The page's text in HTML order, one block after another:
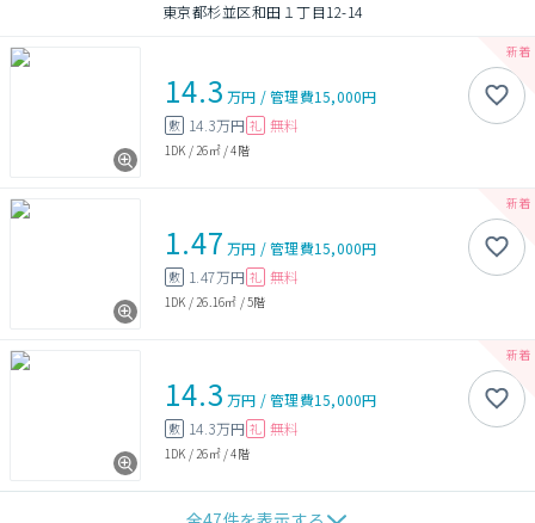
東京都杉並区和田１丁目12-14
14.3 万円 /管理費15,000円
敷 14.3万円 礼 無料
1DK / 26㎡/4階
1.47 万円 /管理費15,000円
敷 1.47万円 礼 無料
1DK / 26.16㎡ /5階
14.3 万円 /管理費15,000円
敷 14.3万円 礼 無料
1DK / 26㎡/4階